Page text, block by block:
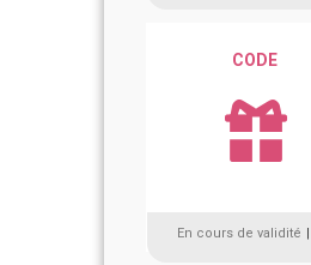
CODE
En cours de validité